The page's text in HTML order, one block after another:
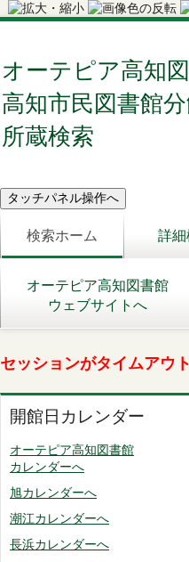
オーテピア高知図
高知市民図書館
所蔵検索
検索ホーム 詳細
オーテピア高知図書館
ウェブサイトへ
セッションがタイムアウ
開館日カレンダー
オーテピア高知図書館
カレンダーへ
旭カレンダーへ
潮江カレンダーへ
長浜カレンダーへ